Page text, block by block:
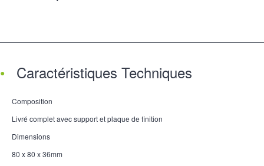
Caractéristiques Techniques
Composition
Livré complet avec support et plaque de finition
Dimensions
80 x 80 x 36mm